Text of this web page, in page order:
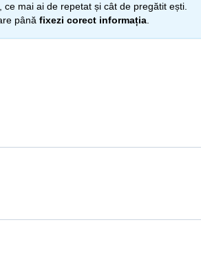
mai ai de repetat și cât de pregătit ești.
până fixezi corect informația